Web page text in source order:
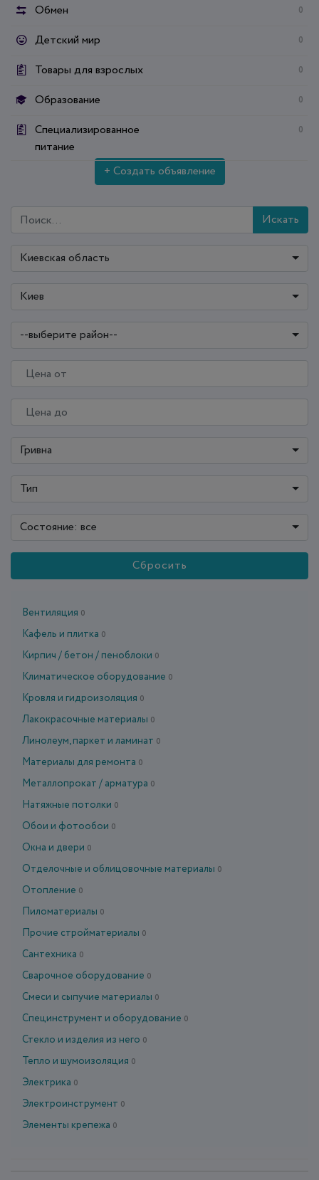
Обмен 0
Детский мир 0
Товары для взрослых 0
Образование 0
Специализированное
питание
0
+ Создать объявление
Искать
Киевская область
Киев
--выберите район--
Гривна
Тип
Состояние: все
Сбросить
Вентиляция 0
Кафель и плитка 0
Кирпич / бетон / пеноблоки 0
Климатическое оборудование 0
Кровля и гидроизоляция 0
Лакокрасочные материалы 0
Линолеум, паркет и ламинат 0
Материалы для ремонта 0
Металлопрокат / арматура 0
Натяжные потолки 0
Обои и фотообои 0
Окна и двери 0
Отделочные и облицовочные материалы 0
Отопление 0
Пиломатериалы 0
Прочие стройматериалы 0
Сантехника 0
Сварочное оборудование 0
Смеси и сыпучие материалы 0
Специнструмент и оборудование 0
Стекло и изделия из него 0
Тепло и шумоизоляция 0
Электрика 0
Электроинструмент 0
Элементы крепежа 0